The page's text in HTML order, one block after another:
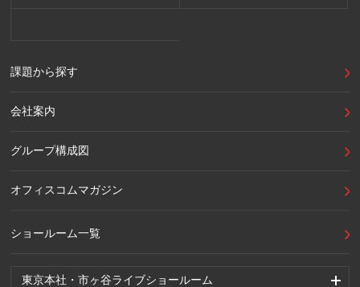
東京本社・市ヶ谷ライブショールーム
課題から探す
会社案内
グループ構成図
オフィスコムマガジン
ショールーム一覧